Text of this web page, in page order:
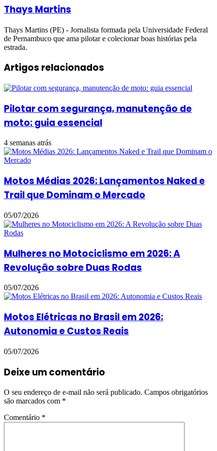
Thays Martins
Thays Martins (PE) - Jornalista formada pela Universidade Federal
de Pernambuco que ama pilotar e colecionar boas histórias pela
estrada.
Artigos relacionados
Pilotar com segurança, manutenção de
moto: guia essencial
4 semanas atrás
Motos Médias 2026: Lançamentos Naked e
Trail que Dominam o Mercado
05/07/2026
Mulheres no Motociclismo em 2026: A
Revolução sobre Duas Rodas
05/07/2026
Motos Elétricas no Brasil em 2026:
Autonomia e Custos Reais
05/07/2026
Deixe um comentário
O seu endereço de e-mail não será publicado. Campos obrigatórios
são marcados com *
Comentário *